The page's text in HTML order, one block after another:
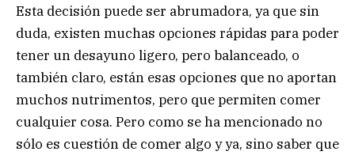
Esta decisión puede ser abrumadora, ya que sin
duda, existen muchas opciones rápidas para poder
tener un desayuno ligero, pero balanceado, o
también claro, están esas opciones que no aportan
muchos nutrimentos, pero que permiten comer
cualquier cosa. Pero como se ha mencionado no
sólo es cuestión de comer algo y ya, sino saber que